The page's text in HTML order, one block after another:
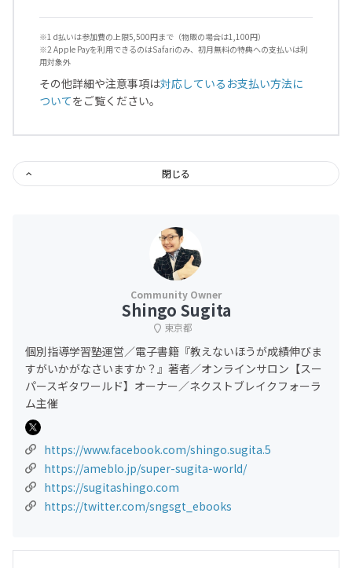
※1 d払いは参加費の上限5,500円まで（物販の場合は1,100円）
※2 Apple Payを利用できるのはSafariのみ、初月無料の特典への支払いは利
用対象外
その他詳細や注意事項は対応しているお支払い方法に
ついてをご覧ください。
閉じる
Shingo Sugita
東京都
個別指導学習塾運営／電子書籍『教えないほうが成績伸びま
すがいかがなさいますか？』著者／オンラインサロン【スー
パースギタワールド】オーナー／ネクストブレイクフォーラ
ム主催
https://www.facebook.com/shingo.sugita.5
https://ameblo.jp/super-sugita-world/
https://sugitashingo.com
https://twitter.com/sngsgt_ebooks